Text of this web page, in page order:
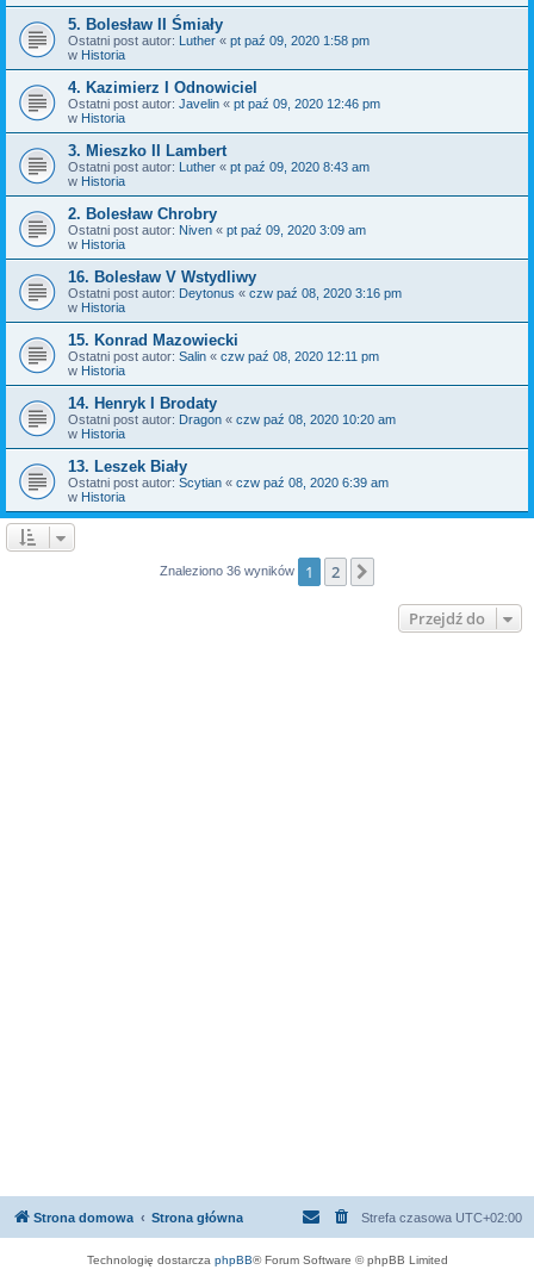
5. Bolesław II Śmiały
Ostatni post autor: Luther « pt paź 09, 2020 1:58 pm
w Historia
4. Kazimierz I Odnowiciel
Ostatni post autor: Javelin « pt paź 09, 2020 12:46 pm
w Historia
3. Mieszko II Lambert
Ostatni post autor: Luther « pt paź 09, 2020 8:43 am
w Historia
2. Bolesław Chrobry
Ostatni post autor: Niven « pt paź 09, 2020 3:09 am
w Historia
16. Bolesław V Wstydliwy
Ostatni post autor: Deytonus « czw paź 08, 2020 3:16 pm
w Historia
15. Konrad Mazowiecki
Ostatni post autor: Salin « czw paź 08, 2020 12:11 pm
w Historia
14. Henryk I Brodaty
Ostatni post autor: Dragon « czw paź 08, 2020 10:20 am
w Historia
13. Leszek Biały
Ostatni post autor: Scytian « czw paź 08, 2020 6:39 am
w Historia
Znaleziono 36 wyników 1 2
Przejdź do
Strona domowa Strona główna Strefa czasowa UTC+02:00
Technologię dostarcza phpBB® Forum Software © phpBB Limited